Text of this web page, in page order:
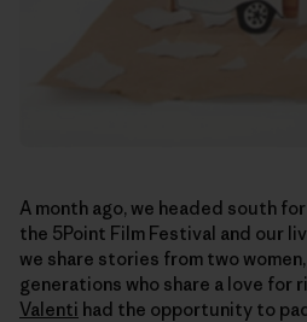
A month ago, we headed south
the 5Point Film Festival and our
we share stories from two
generations who share a love for
Valenti had the opportunity to